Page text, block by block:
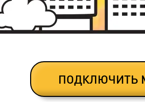
ПОДКЛЮЧИТЬ